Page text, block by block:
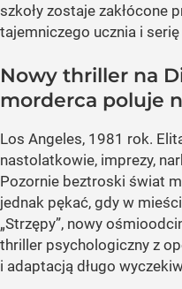
szkoły zostaje zakłócone
tajemniczego ucznia i
Nowy thriller na
morderca poluje
Los Angeles, 1981 rok.
nastolatkowie, imprezy,
Pozornie beztroski świat
jednak pękać, gdy w
„Strzępy”, nowy
thriller psychologiczny z
i adaptacją długo